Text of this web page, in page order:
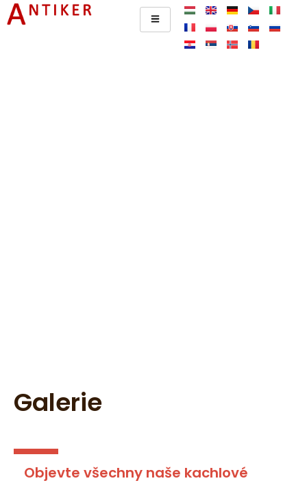
Galerie
Objevte všechny naše kachlové